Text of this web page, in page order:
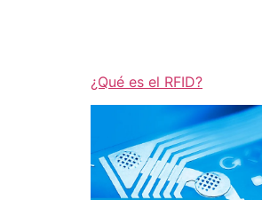
¿Qué es el RFID?